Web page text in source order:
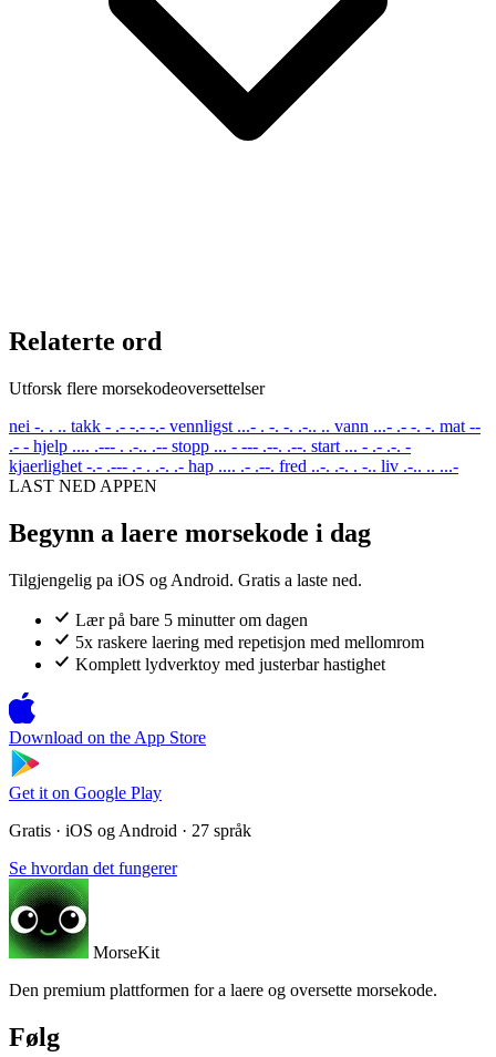
Relaterte ord
Utforsk flere morsekodeoversettelser
nei -. . .. takk - .- -.- -.- vennligst ...- . -. -. .-.. .. vann ...- .- -. -. mat --
.- - hjelp .... .--- . .-.. .-- stopp ... - --- .--. .--. start ... - .- .-. -
kjaerlighet -.- .--- .- . .-. .- hap .... .- .--. fred ..-. .-. . -.. liv .-.. .. ...-
LAST NED APPEN
Begynn a laere morsekode i dag
Tilgjengelig pa iOS og Android. Gratis a laste ned.
Lær på bare 5 minutter om dagen
5x raskere laering med repetisjon med mellomrom
Komplett lydverktoy med justerbar hastighet
Download on the App Store
Get it on Google Play
Gratis · iOS og Android · 27 språk
Se hvordan det fungerer
MorseKit
Den premium plattformen for a laere og oversette morsekode.
Følg